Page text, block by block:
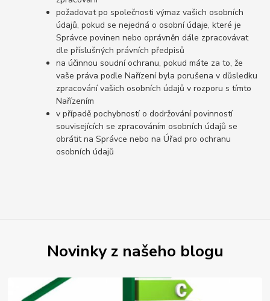
požadovat po společnosti výmaz vašich osobních
údajů, pokud se nejedná o osobní údaje, které je
Správce povinen nebo oprávněn dále zpracovávat
dle příslušných právních předpisů
na účinnou soudní ochranu, pokud máte za to, že
vaše práva podle Nařízení byla porušena v důsledku
zpracování vašich osobních údajů v rozporu s tímto
Nařízením
v případě pochybností o dodržování povinností
souvisejících se zpracováním osobních údajů se
obrátit na Správce nebo na Úřad pro ochranu
osobních údajů
Novinky z našeho blogu